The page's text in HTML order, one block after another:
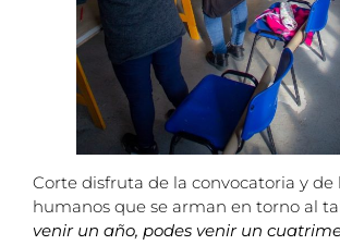
Corte disfruta de la convocatoria y de
humanos que se arman en torno al
venir un año, podes venir un